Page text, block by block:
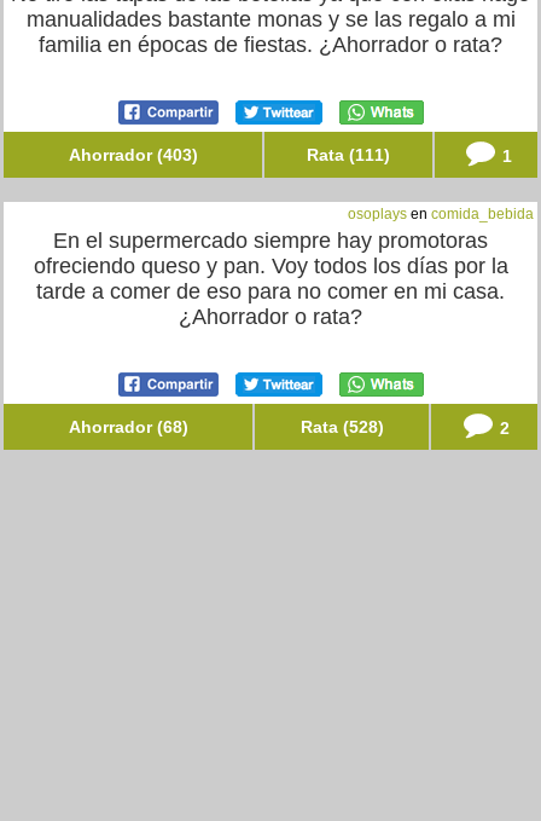
manualidades bastante monas y se las regalo a mi
familia en épocas de fiestas. ¿Ahorrador o rata?
Ahorrador (403) Rata (111) 1
osoplays en comida_bebida
En el supermercado siempre hay promotoras
ofreciendo queso y pan. Voy todos los días por la
tarde a comer de eso para no comer en mi casa.
¿Ahorrador o rata?
Ahorrador (68) Rata (528) 2